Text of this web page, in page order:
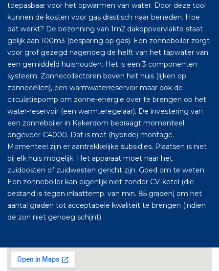
toepasbaar voor het opwarmen van water. Door deze tool
kunnen de kosten voor gas drastisch naar beneden. Hoe
dat werkt? De bezonning van 1m2 dakoppvervlakte staat
gelijk aan 100m3 (besparing op gas). Een zonneboiler zorgt
voor grof gezegd nagenoeg de helft van het tapwater van
een gemiddeld huishouden. Het is een 3 componenten
systeem: Zonnecollectoren boven het huis (lijken op
zonnecellen), een warmwaterreservoir maar ook de
circulatiepomp om zonne-energie over te brengen op het
water-reservoir (een warmteregelaar). De investering van
een zonneboiler in Kekerdom bedraagt momenteel
ongeveer €4000. Dat is met (hybride) montage.
Momenteel zijn er aantrekkelijke subsidies. Plaatsen is niet
bij elk huis mogelijk. Het apparaat moet naar het
zuidoosten of zuidwesten gericht zijn. Goed om te weten:
Een zonneboiler kan eigenlijk niet zonder CV-ketel (die
bestand is tegen inlaattemp. van min. 85 graden) om het
aantal graden tot acceptabele kwaliteit te brengen (indien
de zon niet genoeg schijnt).